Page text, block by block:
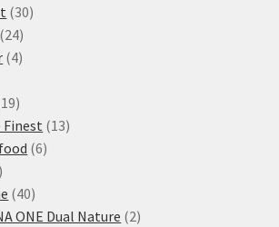
produktů
3030
2424
produktů
44
1919
produktů
Finest 1313
66
2
4040
produktů
ONE Dual Nature 22